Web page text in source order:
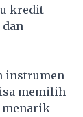
kredit
instrumen
memilih
menarik